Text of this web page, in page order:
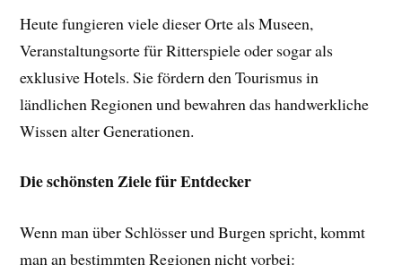
Heute fungieren viele dieser Orte als Museen,
Veranstaltungsorte für Ritterspiele oder sogar als
exklusive Hotels. Sie fördern den Tourismus in
ländlichen Regionen und bewahren das handwerkliche
Wissen alter Generationen.
Die schönsten Ziele für Entdecker
Wenn man über Schlösser und Burgen spricht, kommt
man an bestimmten Regionen nicht vorbei: